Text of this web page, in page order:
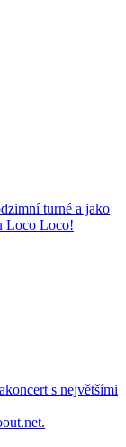
turné a jako
Loco Loco!
s největšími